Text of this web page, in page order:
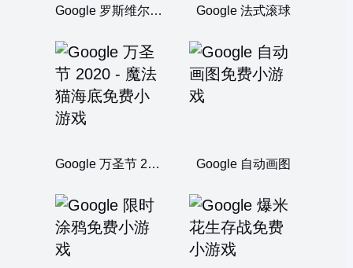
Google 罗斯维尔外星人UFO Google 法式滚球
Google 万圣节 2020 - 魔法猫海底 Google 自动画图